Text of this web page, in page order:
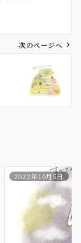
次のページへ
2022年10月5日